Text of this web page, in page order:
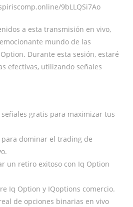
9bLLQSi7Ao
a esta transmisión en vivo,
mundo de las
Durante esta sesión, estaré
efectivas, utilizando señales
gratis para maximizar tus
dominar el trading de
un retiro exitoso con Iq Option
Iq Option y IQoptions comercio.
de opciones binarias en vivo